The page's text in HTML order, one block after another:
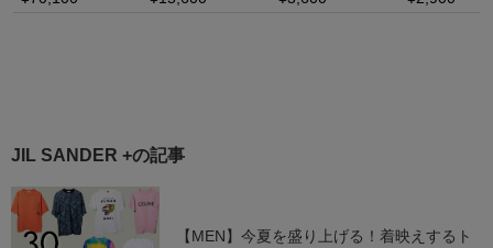
JIL SANDER +の記事
【MEN】今夏を盛り上げる！着映えするト